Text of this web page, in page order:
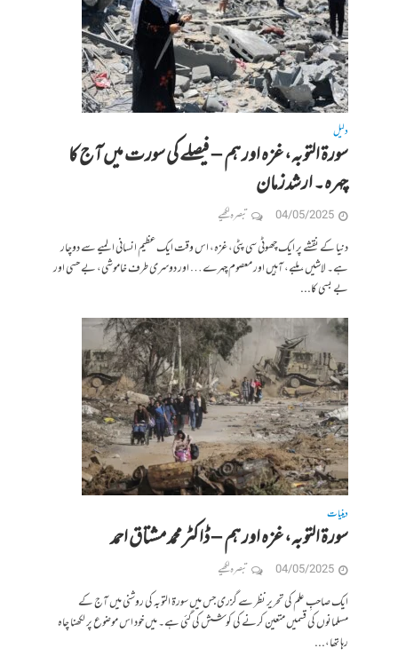
دلیل
سورۃ التوبہ، غزہ اور ہم – فیصلے کی سورت میں آج کا
چہرہ۔ ارشدزمان
04/05/2025 تبصرہ لکھیے
دنیا کے نقشے پر ایک چھوٹی سی پٹی، غزہ، اس وقت ایک عظیم انسانی المیے سے دوچار
ہے۔ لاشیں، ملبے، آہیں اور معصوم چہرے… اور دوسری طرف خاموشی، بے حسی اور
بے بسی کا...
دینیات
سورۃ التوبہ، غزہ اور ہم – ڈاکٹرمحمد مشتاق احمد
04/05/2025 تبصرہ لکھیے
ایک صاحبِ علم کی تحریر نظر سے گزری جس میں سورۃ التوبہ کی روشنی میں آج کے
مسلمانوں کی قسمیں متعین کرنے کی کوشش کی گئی ہے۔ میں خود اس موضوع پر لکھنا چاہ
رہا تھا،...